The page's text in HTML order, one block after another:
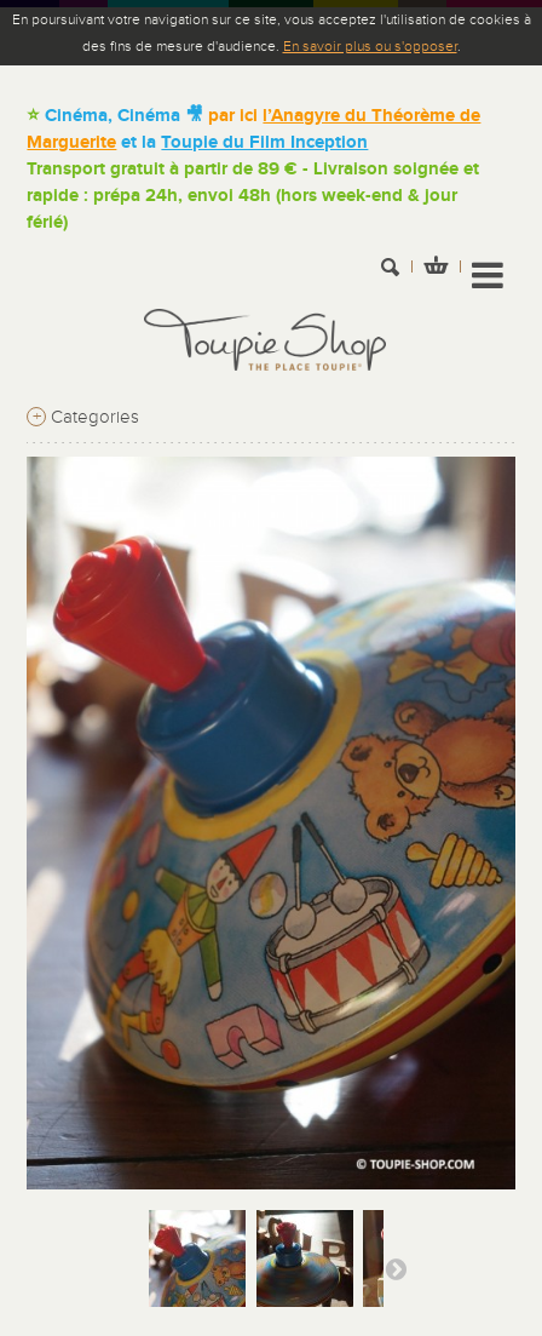
En poursuivant votre navigation sur ce site, vous acceptez l'utilisation de cookies à
des fins de mesure d'audience. En savoir plus ou s'opposer.
⭐Cinéma, Cinéma 🎥 par ici l’Anagyre du Théorème de
Marguerite et laToupie du Film Inception
Transport gratuit à partir de 89 € - Livraison soignée et
rapide : prépa 24h, envoi 48h (hors week-end & jour
férié)
+ Categories